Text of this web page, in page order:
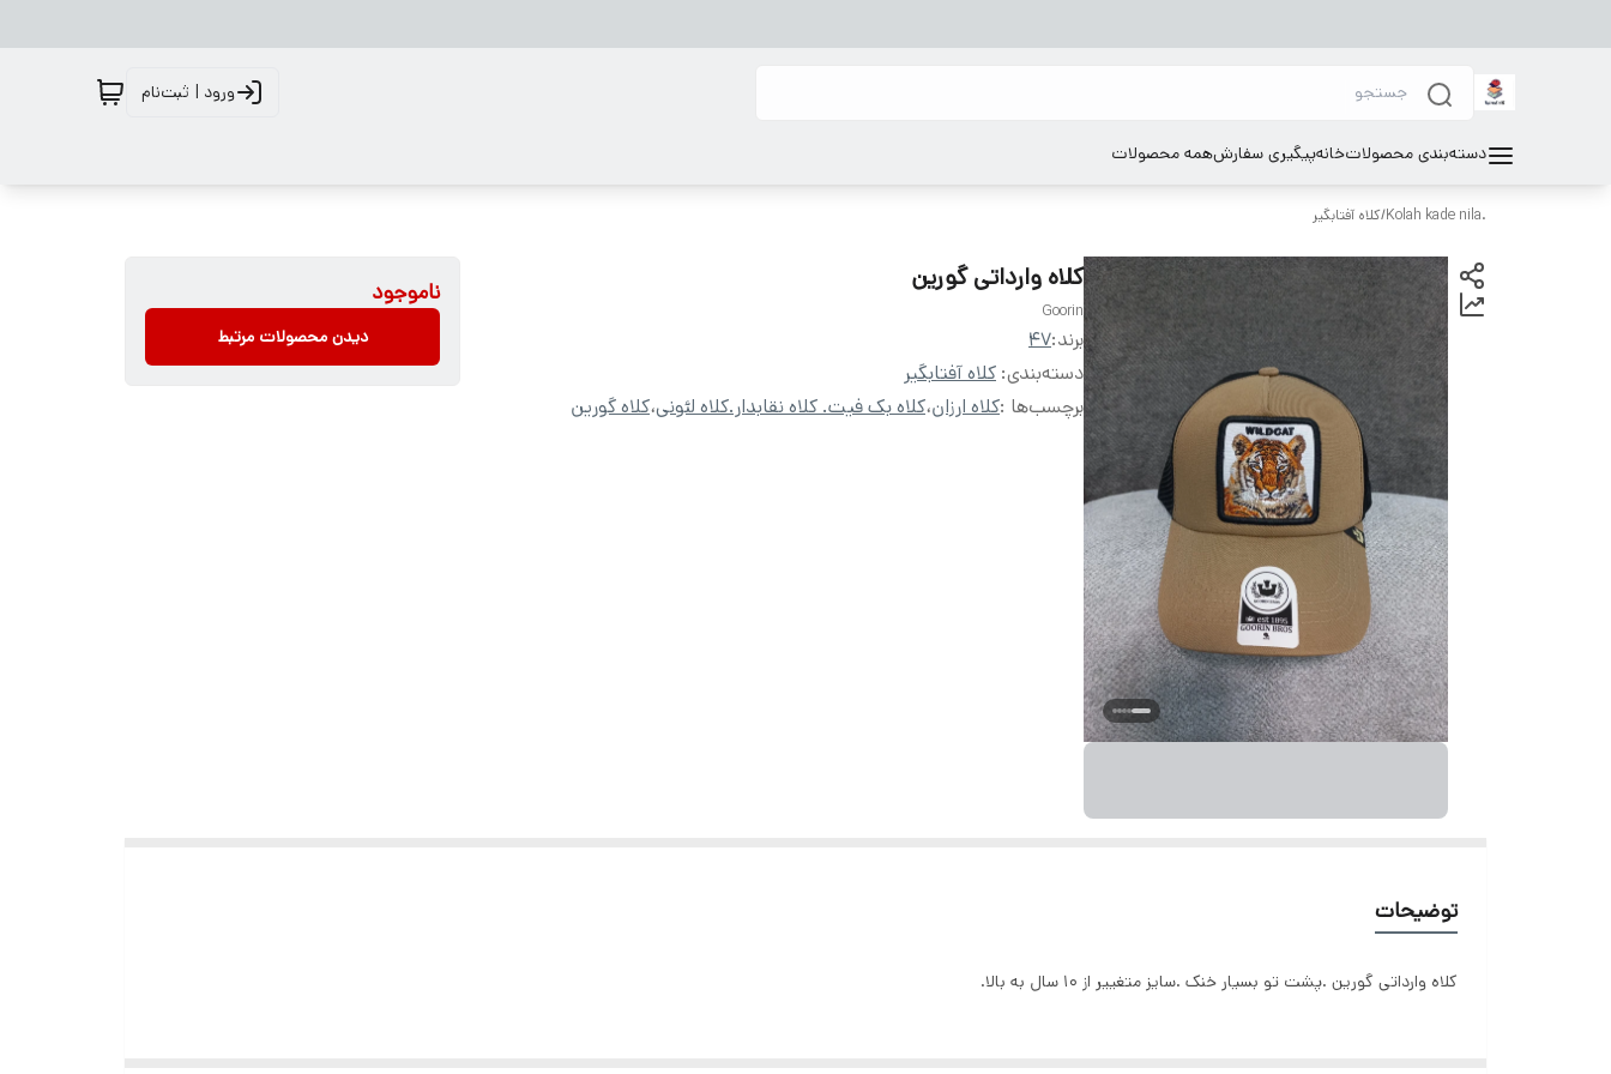
ورود | ثبت‌نام
دسته‌بندی محصولاتخانهپیگیری سفارشهمه محصولات
.Kolah kade nila
/کلاه آفتابگیر
کلاه وارداتی گورین
Goorin
برند:47
دسته‌بندی: کلاه آفتابگیر
برچسب‌ها :کلاه ارزان،کلاه بک فیت. کلاه نقابدار.کلاه لئونی،کلاه گورین
ناموجود
دیدن محصولات مرتبط
توضیحات
کلاه وارداتی گورین .پشت تو بسیار خنک .سایز متغییر از ۱۰ سال به بالا.